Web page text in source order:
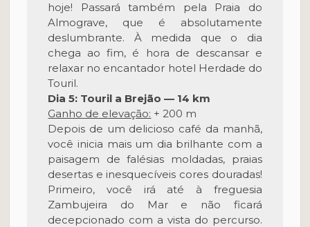
hoje! Passará também pela Praia do
Almograve, que é absolutamente
deslumbrante. À medida que o dia
chega ao fim, é hora de descansar e
relaxar no encantador hotel Herdade do
Touril.
Dia 5: Touril a Brejão — 14 km
Ganho de elevação: + 200 m
Depois de um delicioso café da manhã,
você inicia mais um dia brilhante com a
paisagem de falésias moldadas, praias
desertas e inesquecíveis cores douradas!
Primeiro, você irá até à freguesia
Zambujeira do Mar e não ficará
decepcionado com a vista do percurso.